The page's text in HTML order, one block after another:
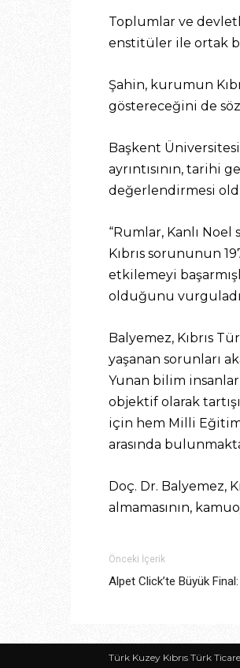
Toplumlar ve
enstitüler ile ortak
Şahin, kurumun
göstereceğini de
Başkent
ayrıntısının, tarihi
değerlendirmesi
“Rumlar, Kanlı Noel
Kıbrıs sorununun
etkilemeyi
olduğunu
Balyemez, Kıbrıs
yaşanan sorunları
Yunan bilim
objektif olarak
için hem Milli
arasında
Doç. Dr. Balyemez,
almamasının,
Önceki İçerik
Alpet Click’te Büyük
Türk Kuzey Kıbrıs Türk